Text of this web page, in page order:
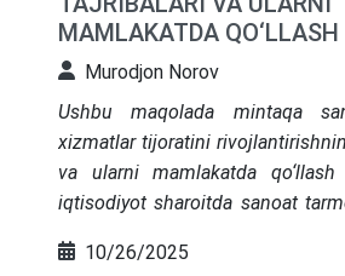
ega. Bu dasturlar ko‘pincha
oilalarga ma’lum mablag‘lar
ko‘rsatishni o‘z ichiga oladi.
MAMLAKATDA QO‘LLASH
Murodjon Norov
Ushbu maqolada mintaqa
xizmatlar tijoratini
va ularni mamlakatda
iqtisodiyot sharoitda sanoat
tajribalarini amaliyotga qo‘llash,
10/26/2025